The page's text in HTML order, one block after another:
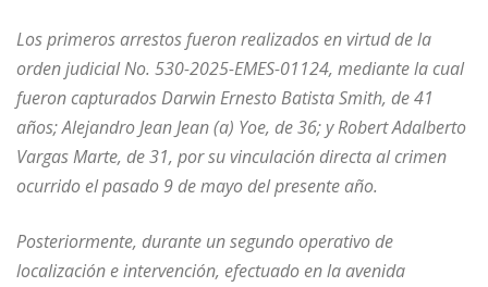
Los primeros arrestos fueron realizados en virtud de la
orden judicial No. 530-2025-EMES-01124, mediante la cual
fueron capturados Darwin Ernesto Batista Smith, de 41
años; Alejandro Jean Jean (a) Yoe, de 36; y Robert Adalberto
Vargas Marte, de 31, por su vinculación directa al crimen
ocurrido el pasado 9 de mayo del presente año.
Posteriormente, durante un segundo operativo de
localización e intervención, efectuado en la avenida